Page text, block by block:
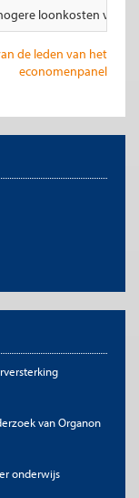
loonkosten van
de leden van het
economenpanel
van Organon
onderwijs